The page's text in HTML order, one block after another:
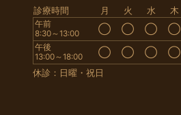
診療時間 月 火 水 木
午前
8:30～13:00
◯ ◯ ◯ ◯
午後
13:00～18:00
◯ ◯ ◯ ◯
休診：日曜・祝日